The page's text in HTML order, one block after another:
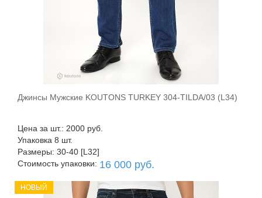
В корзину
Джинсы Мужские KOUTONS TURKEY 304-TILDA/03 (L34)
Цена за шт.: 2000 руб.
Упаковка 8 шт.
Размеры: 30-40 [L32]
Стоимость упаковки: 16 000 руб.
НОВЫЙ